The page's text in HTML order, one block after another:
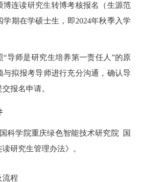
博连读研究生转博考核报名（生源范
学期在学硕士生，即2024年秋季入学
“导师是研究生培养第一责任人 ”的原
与拟报考导师进行充分沟通，确认导
报名申请。
科学院重庆绿色智能技术研究院 国
研究生管理办法》。
流程